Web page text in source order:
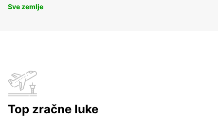
Sve zemlje
Top zračne luke